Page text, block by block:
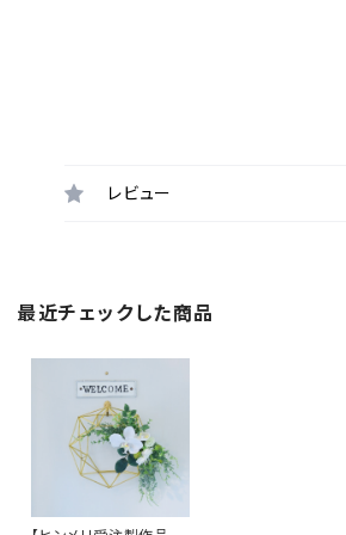
レビュー
最近チェックした商品